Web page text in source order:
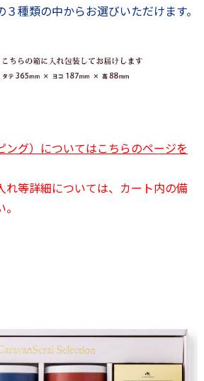
種類の中からお選びいただけます。
ング）についてはこちらのページを
等詳細については、カート内の備